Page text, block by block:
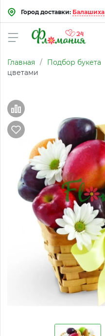
Город доставки: Балашиха
Главная / Подбор букета
цветами